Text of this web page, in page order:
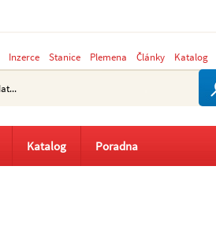
Inzerce Stanice Plemena Články Katalog
Katalog Poradna